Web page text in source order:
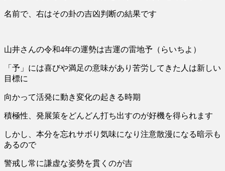
名前で、右はその卦の吉凶判断の結果です
山井さんの令和4年の運勢は吉運の雷地予（らいちよ）
「予」には喜びや満足の意味があり苦労してきた人は新しい
目標に
向かって活発に動き変化の起きる時期
積極性、発展策をどんどん打ち出すのが好機を得られます
しかし、本分を忘れサボり気味になり注意散漫になる暗示も
あるので
警戒し常に謙虚な姿勢を貫くのが吉